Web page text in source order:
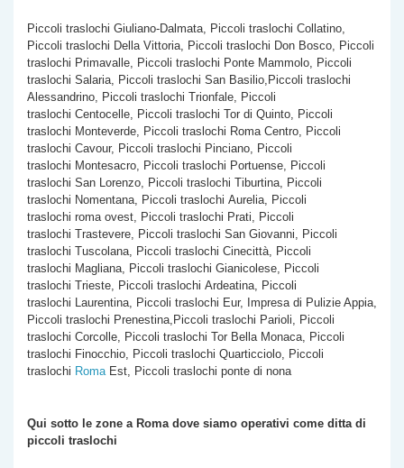
Piccoli traslochi Giuliano-Dalmata, Piccoli traslochi Collatino,
Piccoli traslochi Della Vittoria, Piccoli traslochi Don Bosco, Piccoli
traslochi Primavalle, Piccoli traslochi Ponte Mammolo, Piccoli
traslochi Salaria, Piccoli traslochi San Basilio,Piccoli traslochi
Alessandrino, Piccoli traslochi Trionfale, Piccoli
traslochi Centocelle, Piccoli traslochi Tor di Quinto, Piccoli
traslochi Monteverde, Piccoli traslochi Roma Centro, Piccoli
traslochi Cavour, Piccoli traslochi Pinciano, Piccoli
traslochi Montesacro, Piccoli traslochi Portuense, Piccoli
traslochi San Lorenzo, Piccoli traslochi Tiburtina, Piccoli
traslochi Nomentana, Piccoli traslochi Aurelia, Piccoli
traslochi roma ovest, Piccoli traslochi Prati, Piccoli
traslochi Trastevere, Piccoli traslochi San Giovanni, Piccoli
traslochi Tuscolana, Piccoli traslochi Cinecittà, Piccoli
traslochi Magliana, Piccoli traslochi Gianicolese, Piccoli
traslochi Trieste, Piccoli traslochi Ardeatina, Piccoli
traslochi Laurentina, Piccoli traslochi Eur, Impresa di Pulizie Appia,
Piccoli traslochi Prenestina,Piccoli traslochi Parioli, Piccoli
traslochi Corcolle, Piccoli traslochi Tor Bella Monaca, Piccoli
traslochi Finocchio, Piccoli traslochi Quarticciolo, Piccoli
traslochi RomaEst, Piccoli traslochi ponte di nona
Qui sotto le zone a Roma dove siamo operativi come ditta di
piccoli traslochi